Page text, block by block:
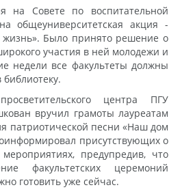
на Совете по воспитательной
общеуниверситетская акция -
жизнь». Было принято решение о
участия в ней молодежи и
недели все факультеты должны
центра ПГУ
вручил грамоты лауреатам
патриотической песни «Наш дом
присутствующих о
предупредив, что
факультетских церемоний
готовить уже сейчас.